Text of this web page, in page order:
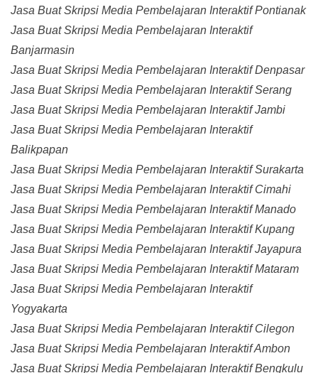
Jasa Buat Skripsi Media Pembelajaran Interaktif Pontianak
Jasa Buat Skripsi Media Pembelajaran Interaktif
Banjarmasin
Jasa Buat Skripsi Media Pembelajaran Interaktif Denpasar
Jasa Buat Skripsi Media Pembelajaran Interaktif Serang
Jasa Buat Skripsi Media Pembelajaran Interaktif Jambi
Jasa Buat Skripsi Media Pembelajaran Interaktif
Balikpapan
Jasa Buat Skripsi Media Pembelajaran Interaktif Surakarta
Jasa Buat Skripsi Media Pembelajaran Interaktif Cimahi
Jasa Buat Skripsi Media Pembelajaran Interaktif Manado
Jasa Buat Skripsi Media Pembelajaran Interaktif Kupang
Jasa Buat Skripsi Media Pembelajaran Interaktif Jayapura
Jasa Buat Skripsi Media Pembelajaran Interaktif Mataram
Jasa Buat Skripsi Media Pembelajaran Interaktif
Yogyakarta
Jasa Buat Skripsi Media Pembelajaran Interaktif Cilegon
Jasa Buat Skripsi Media Pembelajaran Interaktif Ambon
Jasa Buat Skripsi Media Pembelajaran Interaktif Bengkulu